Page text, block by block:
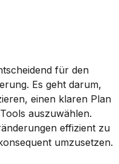
für den
Es geht darum,
einen klaren Plan
auszuwählen.
effizient zu
umzusetzen.